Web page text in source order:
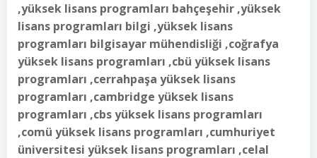
,yüksek lisans programları bahçeşehir ,yüksek
lisans programları bilgi ,yüksek lisans
programları bilgisayar mühendisliği ,coğrafya
yüksek lisans programları ,cbü yüksek lisans
programları ,cerrahpaşa yüksek lisans
programları ,cambridge yüksek lisans
programları ,cbs yüksek lisans programları
,comü yüksek lisans programları ,cumhuriyet
üniversitesi yüksek lisans programları ,celal